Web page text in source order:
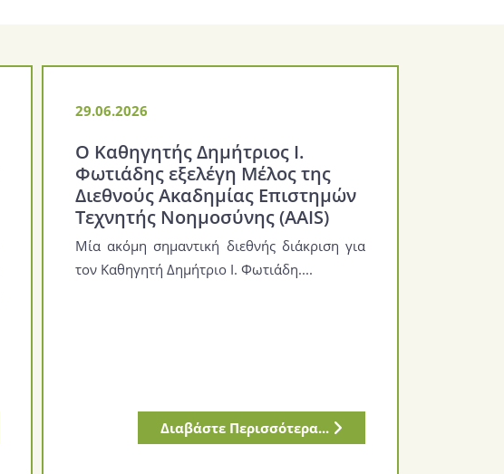
29.06.2026
Ο Καθηγητής Δημήτριος Ι.
Φωτιάδης εξελέγη Μέλος της
Διεθνούς Ακαδημίας Επιστημών
Τεχνητής Νοημοσύνης (AAIS)
Μία ακόμη σημαντική διεθνής διάκριση για
τον Καθηγητή Δημήτριο Ι. Φωτιάδη....
Διαβάστε Περισσότερα...